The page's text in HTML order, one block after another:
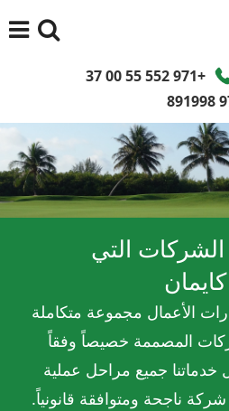
+971 552 55 00 37
التي
الأعمال مجموعة متكاملة
المصممة خصيصاً وفقاً
جميع مراحل عملية
ناجحة ومتوافقة قانونياً.